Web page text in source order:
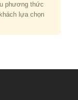
phương thức
lựa chọn